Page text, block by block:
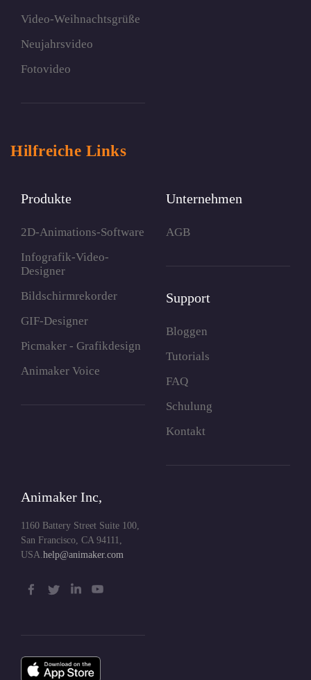
Video-Weihnachtsgrüße
Neujahrsvideo
Fotovideo
Hilfreiche Links
Produkte
2D-Animations-Software
Infografik-Video-
Designer
Bildschirmrekorder
GIF-Designer
Picmaker - Grafikdesign
Animaker Voice
Unternehmen
AGB
Support
Bloggen
Tutorials
FAQ
Schulung
Kontakt
Animaker Inc,
1160 Battery Street Suite 100,
San Francisco, CA 94111,
USA. help@animaker.com